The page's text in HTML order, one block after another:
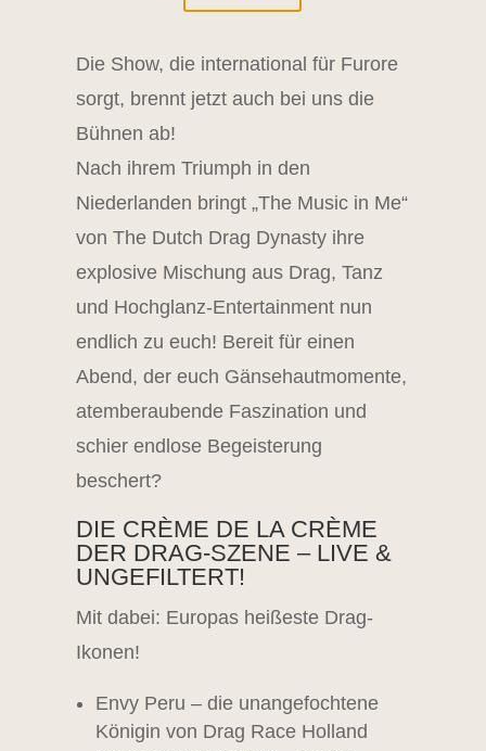
Die Show, die international für Furore
sorgt, brennt jetzt auch bei uns die
Bühnen ab!
Nach ihrem Triumph in den
Niederlanden bringt „The Music in Me“
von The Dutch Drag Dynasty ihre
explosive Mischung aus Drag, Tanz
und Hochglanz-Entertainment nun
endlich zu euch! Bereit für einen
Abend, der euch Gänsehautmomente,
atemberaubende Faszination und
schier endlose Begeisterung
beschert?
DIE CRÈME DE LA CRÈME
DER DRAG-SZENE – LIVE &
UNGEFILTERT!
Mit dabei: Europas heißeste Drag-
Ikonen!
Envy Peru – die unangefochtene
Königin von Drag Race Holland